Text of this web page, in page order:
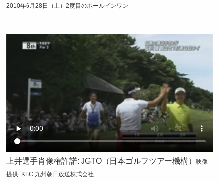
2010年6月28日（土）2度目のホールインワン
上井選手肖像権許諾: JGTO（日本ゴルフツアー機構）映像
提供: KBC 九州朝日放送株式会社